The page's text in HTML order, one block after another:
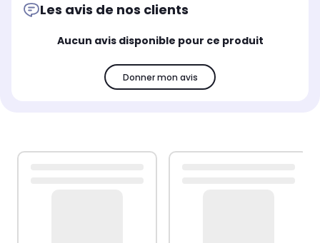
Les avis de nos clients
Aucun avis disponible pour ce produit
Donner mon avis